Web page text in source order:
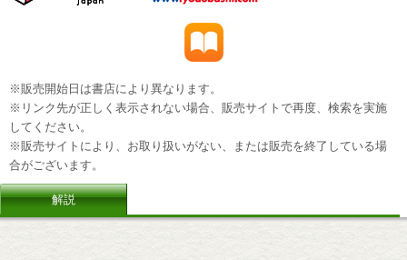
※販売開始日は書店により異なります。
※リンク先が正しく表示されない場合、販売サイトで再度、検索を実施
してください。
※販売サイトにより、お取り扱いがない、または販売を終了している場
合がございます。
解説